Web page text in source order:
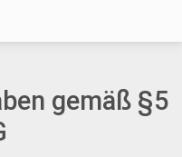
gemäß §5